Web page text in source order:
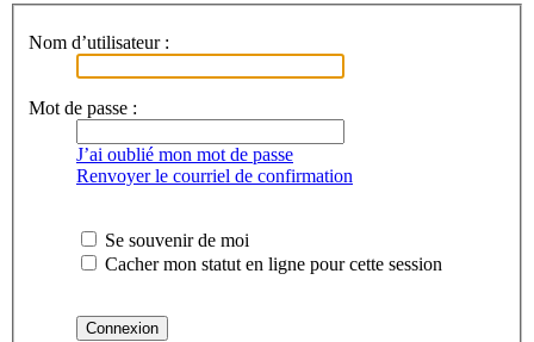
Nom d’utilisateur :
Mot de passe :
J’ai oublié mon mot de passe
Renvoyer le courriel de confirmation
Se souvenir de moi
Cacher mon statut en ligne pour cette session